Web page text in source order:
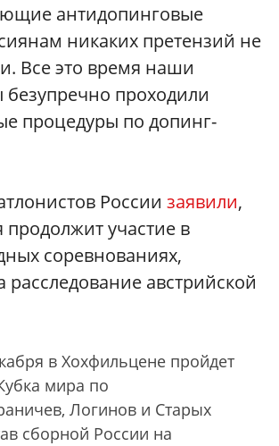
антидопинговые
никаких претензий не
Все это время наши
безупречно проходили
процедуры по допинг-
России заявили,
продолжит участие в
соревнованиях,
расследование австрийской
в Хохфильцене пройдет
мира по
Логинов и Старых
сборной России на